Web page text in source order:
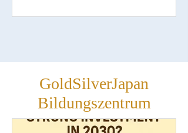
Ursprung der Monster Box, wichtige
vertrauenswürdige Händler in Japan wie
GoldGoldSilverJapan
Bildungszentrum